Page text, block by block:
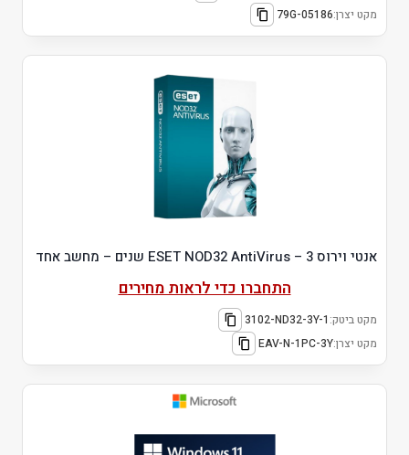
מקט יצרן:79G-05186
אנטי וירוס ESET NOD32 AntiVirus – 3 שנים – מחשב אחד
התחברו כדי לראות מחירים
מקט ביטק: 3102-ND32-3Y-1
מקט יצרן:EAV-N-1PC-3Y